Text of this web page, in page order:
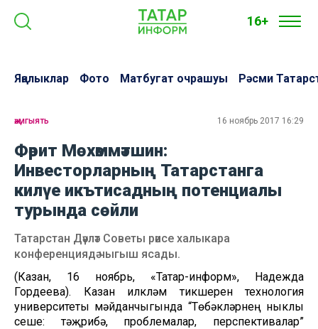
16+
Яңалыклар Фото Матбугат очрашуы Рәсми
җәмгыять 16 ноябрь 2017 16:29
Фәрит Мөхәммәтшин:
Инвесторларның Татарстанга
килүе икътисадның потенциалы
турында сөйли
Татарстан Дәүләт Советы рәисе халыкара
конференциядә чыгыш ясады.
(Казан, 16 ноябрь, «Татар-информ», Надежда
Гордеева). Казан илкүләм тикшеренү технология
университеты мәйданчыгында “Төбәкләрнең ныклы
үсеше: тәҗрибә, проблемалар, перспективалар”